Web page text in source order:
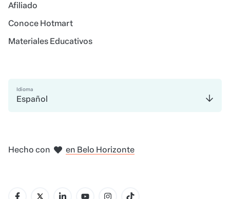
Afiliado
Conoce Hotmart
Materiales Educativos
Idioma
Español
Hecho con
en Madrid